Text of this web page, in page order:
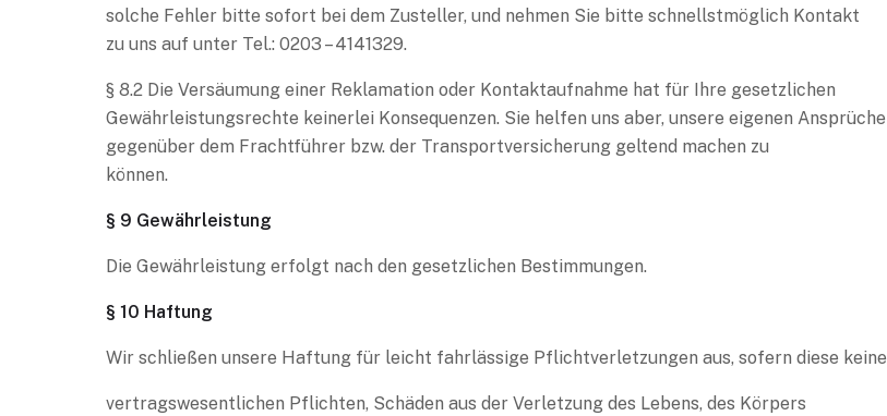
solche Fehler bitte sofort bei dem Zusteller, und nehmen Sie bitte schnellstmöglich Kontakt
zu uns auf unter Tel.: 0203 – 4141329.
§ 8.2 Die Versäumung einer Reklamation oder Kontaktaufnahme hat für Ihre gesetzlichen
Gewährleistungsrechte keinerlei Konsequenzen. Sie helfen uns aber, unsere eigenen Ansprüche
gegenüber dem Frachtführer bzw. der Transportversicherung geltend machen zu
können.
§ 9 Gewährleistung
Die Gewährleistung erfolgt nach den gesetzlichen Bestimmungen.
§ 10 Haftung
Wir schließen unsere Haftung für leicht fahrlässige Pflichtverletzungen aus, sofern diese keine
vertragswesentlichen Pflichten, Schäden aus der Verletzung des Lebens, des Körpers